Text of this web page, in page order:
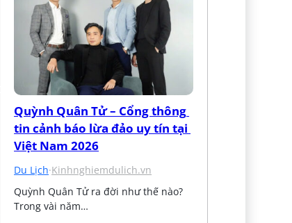
Quỳnh Quân Tử – Cổng thông
tin cảnh báo lừa đảo uy tín tại
Việt Nam 2026
Du Lịch·Kinhnghiemdulich.vn
Quỳnh Quân Tử ra đời như thế nào?
Trong vài năm…